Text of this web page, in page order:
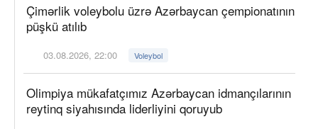
Çimərlik voleybolu üzrə Azərbaycan çempionatının
püşkü atılıb
03.08.2026, 22:00 Voleybol
Olimpiya mükafatçımız Azərbaycan idmançılarının
reytinq siyahısında liderliyini qoruyub